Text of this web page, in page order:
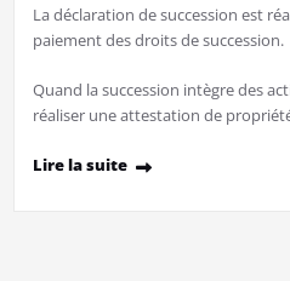
La déclaration de succession est
paiement des droits de succession.
Quand la succession intègre des
réaliser une attestation de
Lire la suite